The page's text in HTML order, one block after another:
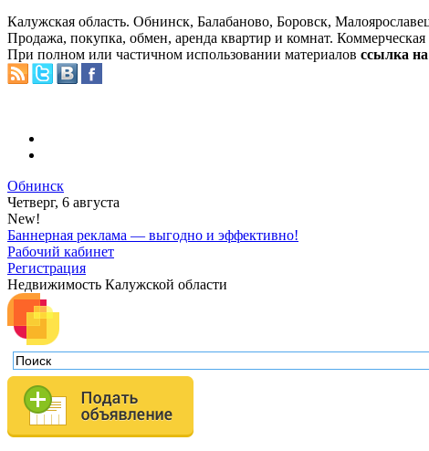
Калужская область. Обнинск, Балабаново, Боровск,
Продажа, покупка, обмен, аренда квартир и комнат.
При полном или частичном использовании материалов ссылка
Обнинск
Четверг, 6 августа
New!
Баннерная реклама — выгодно и эффективно!
Рабочий кабинет
Регистрация
Недвижимость Калужской области